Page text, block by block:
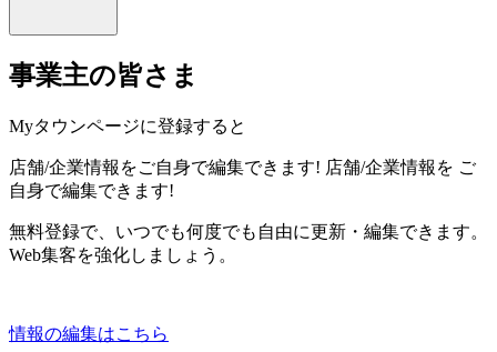
事業主の皆さま
Myタウンページに登録すると
店舗/企業情報をご自身で編集できます! 店舗/企業情報を ご
自身で編集できます!
無料登録で、いつでも何度でも自由に更新・編集できます。
Web集客を強化しましょう。
情報の編集はこちら